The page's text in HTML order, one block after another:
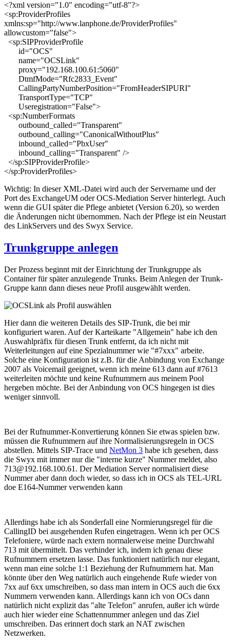
<?xml version="1.0" encoding="utf-8"?>
<sp:ProviderProfiles
xmlns:sp="http://www.lanphone.de/ProviderProfiles"
allowcustom="false">
<sp:SIPProviderProfile
id="OCS"
name="OCSLink"
proxy="192.168.100.61:5060"
DtmfMode="Rfc2833_Event"
CallingPartyNumberPosition="FromHeaderSIPURI"
TransportType="TCP"
Useregistration="False">
<sp:NumberFormats
outbound_called="Transparent"
outbound_calling="CanonicalWithoutPlus"
inbound_called="PbxUser"
inbound_calling="Transparent" />
</sp:SIPProviderProfile>
</sp:ProviderProfiles>
Wichtig: In dieser XML-Datei wird auch der Servername und der
Port des ExchangeUM oder OCS-Mediation Server hinterlegt. Auch
wenn die GUI später die Pflege anbietet (Version 6.20), so werden
die Änderungen nicht übernommen. Nach der Pflege ist ein Neustart
des LinkServers und des Swyx Service.
Trunkgruppe anlegen
Der Prozess beginnt mit der Einrichtung der Trunkgruppe als
Container für später anzulegende Trunks. Beim Anlegen der Trunk-
Gruppe kann dann dieses neue Profil ausgewählt werden.
Hier dann die weiteren Details des SIP-Trunk, die bei mir
konfiguriert waren. Auf der Karteikarte "Allgemein" habe ich den
Auswahlpräfix für diesen Trunk entfernt, da ich nicht mit
Weiterleitungen auf eine Spezialnummer wie "#7xxx" arbeite.
Solche eine Konfiguration ist z.B. für die Anbindung von Exchange
2007 als Voicemail geeignet, wenn ich meine 613 dann auf #7613
weiterleiten möchte und keine Rufnummern aus meinem Pool
hergeben möchte. Bei der Anbindung von OCS hingegen ist dies
weniger sinnvoll.
Bei der Rufnummer-Konvertierung können Sie etwas spielen bzw.
müssen die Rufnummern auf ihre Normalisierungsregeln in OCS
abstellen. Mittels SIP-Trace und NetMon 3 habe ich gesehen, dass
die Swyx mit immer nur die "interne kurze" Nummer meldet, also
713@192.168.100.61. Der Mediation Server normalisiert diese
Nummer aber dann doch wieder, so dass ich in OCS als TEL-URL
doe E164-Nummer verwenden kann
Allerdings habe ich als Sonderfall eine Normierungsregel für die
CallingID bei ausgehenden Rufen eingetragen. Wenn ich per OCS
Telefoniere, würde nach extern normalerweise meine Durchwahl
713 mit übermittelt. Das verhinder ich, indem ich genau diese
Rufnummern ersetzen lasse. Das funktioniert natürlich nur elegant,
wenn man eine solche 1:1 Beziehung der Rufnummern hat. Man
könnte über den Weg natürlich auch eingehende Rufe wieder von
7xx auf 6xx umschreiben, so dass man intern in OCS auch die 6xx
Nummern verwenden kann. Allerdings kann ich von OCs dann
natürlich nicht explizit das "alte Telefon" anrufen, außer ich würde
auch hier wieder eine Schattennummer anlegen und das Ziel
umschreiben. Das erinnert doch stark an NAT zwischen
Netzwerken.